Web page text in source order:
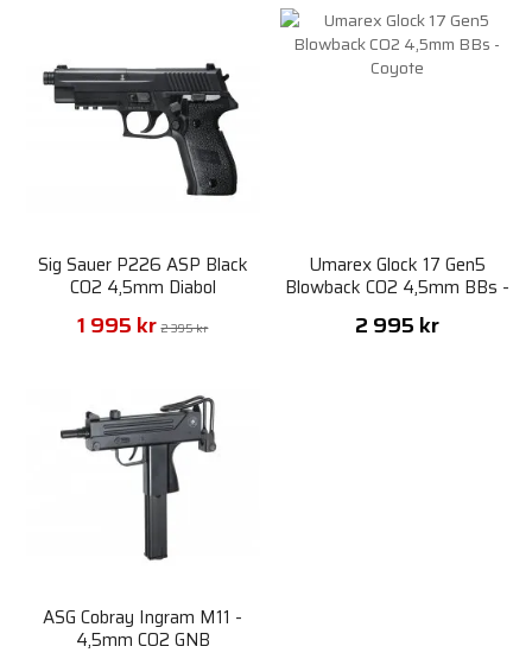
Sig Sauer P226 ASP Black
CO2 4,5mm Diabol
1 995 kr 2 395 kr
Umarex Glock 17 Gen5
Blowback CO2 4,5mm BBs -
Coyote
2 995 kr
ASG Cobray Ingram M11 -
4,5mm CO2 GNB